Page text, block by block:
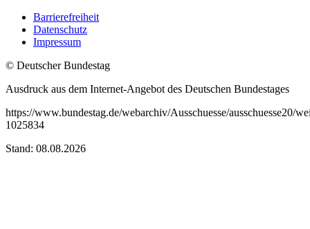
Barrierefreiheit
Datenschutz
Impressum
© Deutscher Bundestag
Ausdruck aus dem Internet-Angebot des Deutschen Bundestages
https://www.bundestag.de/webarchiv/Ausschuesse/ausschuesse20/
1025834
Stand: 08.08.2026